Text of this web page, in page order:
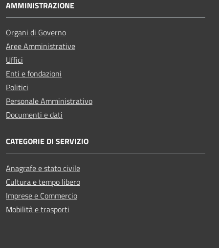
AMMINISTRAZIONE
Organi di Governo
Aree Amministrative
Uffici
Enti e fondazioni
Politici
Personale Amministrativo
Documenti e dati
CATEGORIE DI SERVIZIO
Anagrafe e stato civile
Cultura e tempo libero
Imprese e Commercio
Mobilità e trasporti